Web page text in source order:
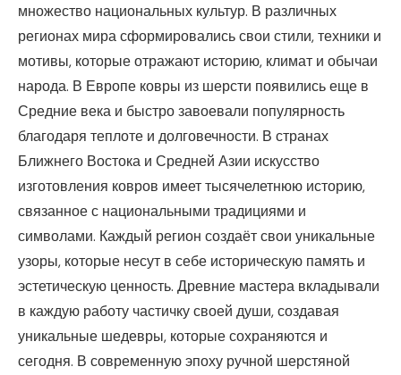
множество национальных культур. В различных
регионах мира сформировались свои стили, техники и
мотивы, которые отражают историю, климат и обычаи
народа. В Европе ковры из шерсти появились еще в
Средние века и быстро завоевали популярность
благодаря теплоте и долговечности. В странах
Ближнего Востока и Средней Азии искусство
изготовления ковров имеет тысячелетнюю историю,
связанное с национальными традициями и
символами. Каждый регион создаёт свои уникальные
узоры, которые несут в себе историческую память и
эстетическую ценность. Древние мастера вкладывали
в каждую работу частичку своей души, создавая
уникальные шедевры, которые сохраняются и
сегодня. В современную эпоху ручной шерстяной